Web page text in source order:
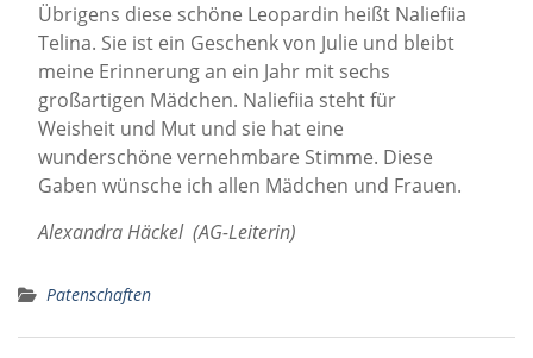
Übrigens diese schöne Leopardin heißt Naliefiia
Telina. Sie ist ein Geschenk von Julie und bleibt
meine Erinnerung an ein Jahr mit sechs
großartigen Mädchen. Naliefiia steht für
Weisheit und Mut und sie hat eine
wunderschöne vernehmbare Stimme. Diese
Gaben wünsche ich allen Mädchen und Frauen.
Alexandra Häckel (AG-Leiterin)
Patenschaften